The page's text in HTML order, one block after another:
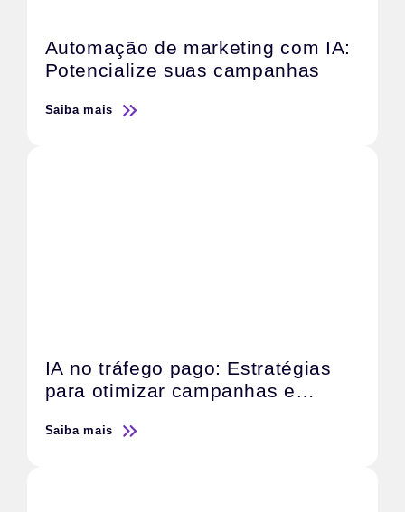
Automação de marketing com IA:
Potencialize suas campanhas
Saiba mais
IA no tráfego pago: Estratégias
para otimizar campanhas e
Saiba mais